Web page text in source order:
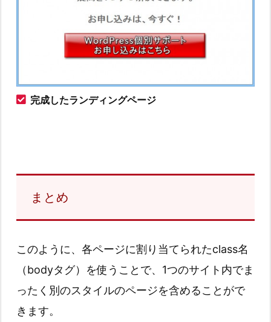
完成したランディングページ
まとめ
このように、各ページに割り当てられたclass名
（bodyタグ）を使うことで、1つのサイト内でま
ったく別のスタイルのページを含めることがで
きます。